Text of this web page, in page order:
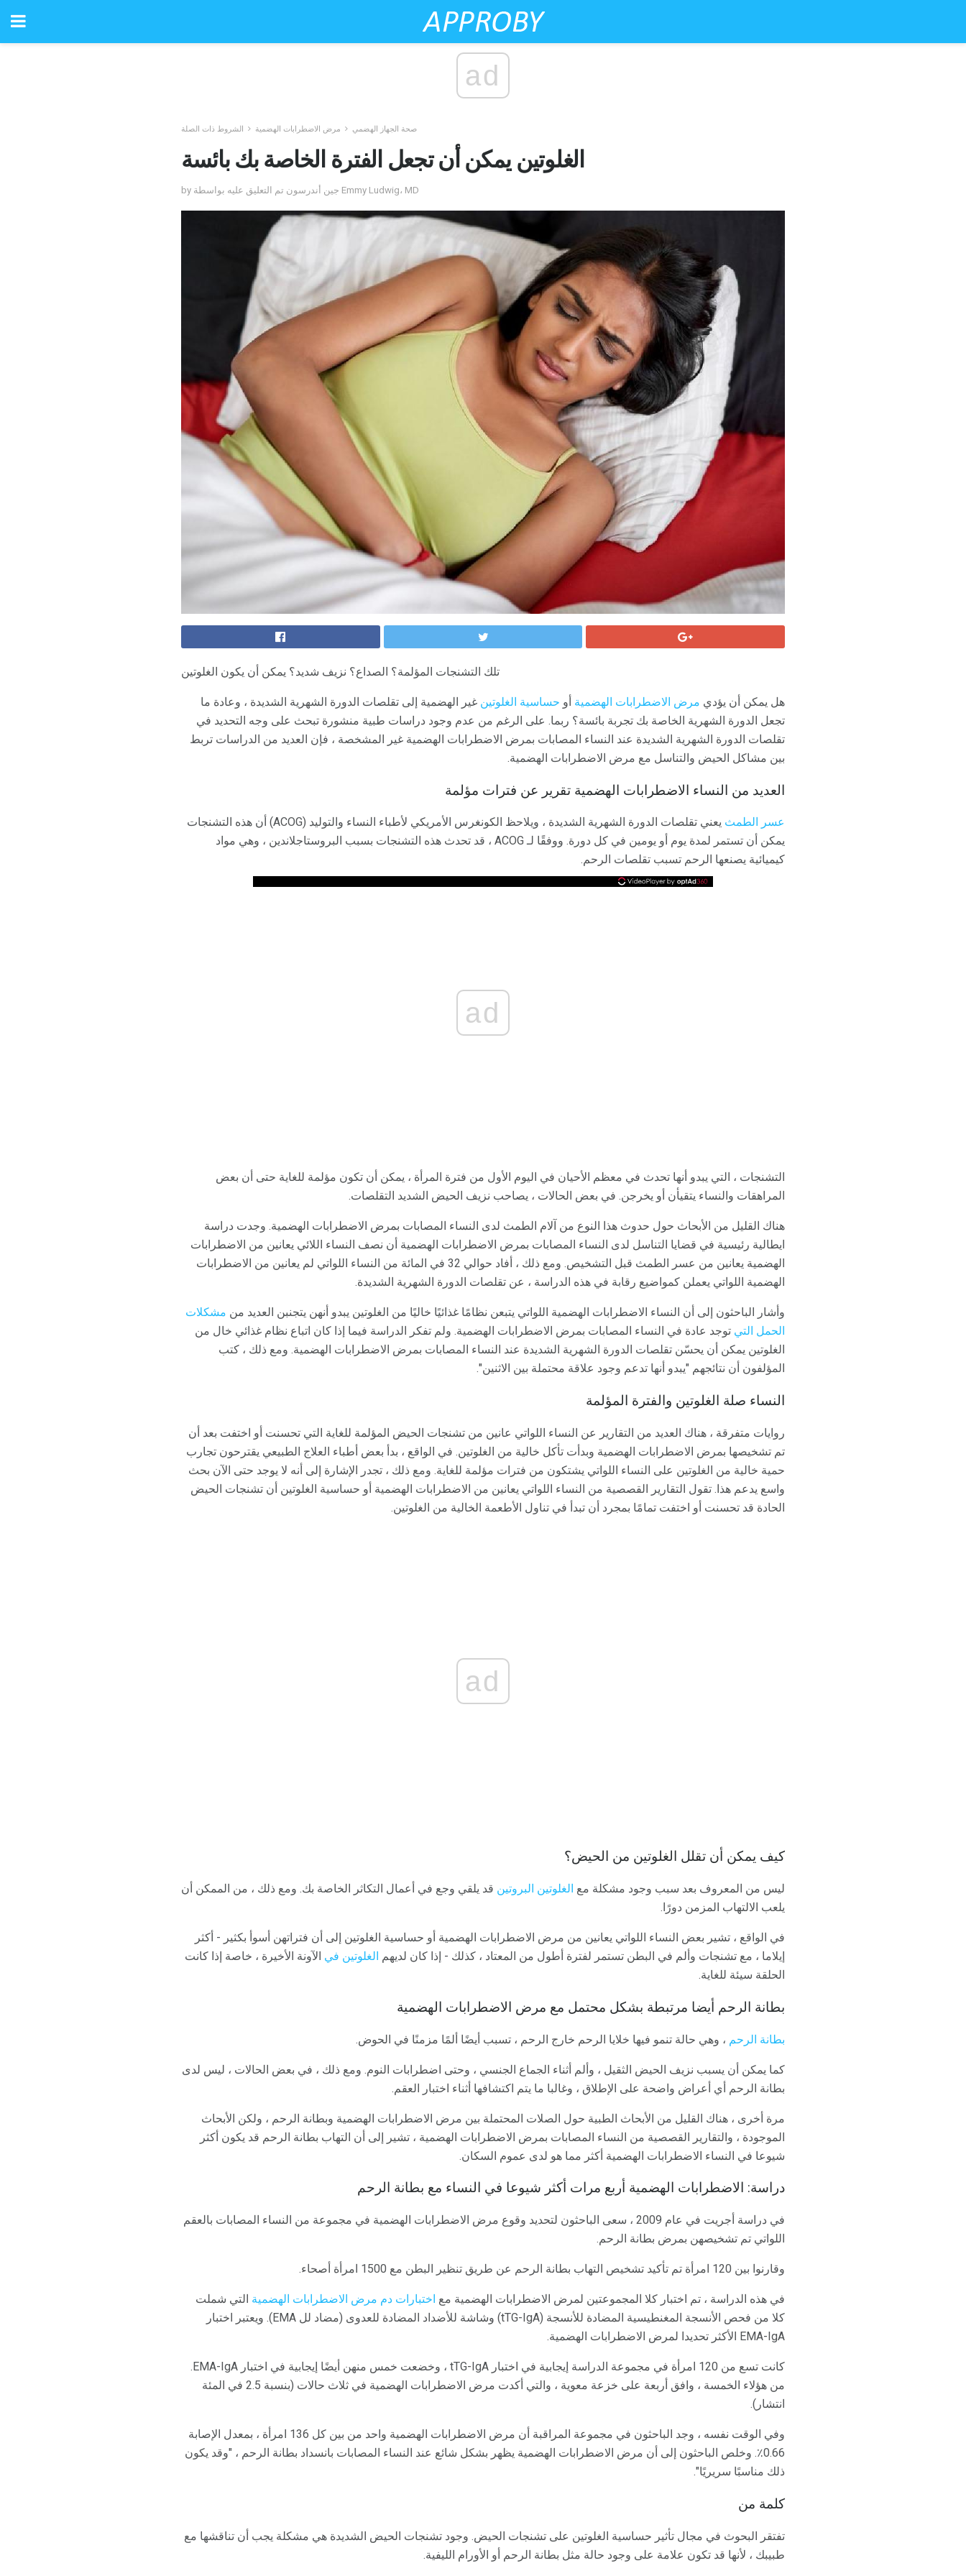
ad
صحة الجهاز الهضمي مرض الاضطرابات الهضمية الشروط ذات الصلة
الغلوتين يمكن أن تجعل الفترة الخاصة بك بائسة
by جين أندرسون تم التعليق عليه بواسطة Emmy Ludwig، MD
تلك التشنجات المؤلمة؟ الصداع؟ نزيف شديد؟ يمكن أن يكون الغلوتين
هل يمكن أن يؤدي مرض الاضطرابات الهضمية أو حساسية الغلوتين غير الهضمية إلى تقلصات الدورة الشهرية الشديدة ، وعادة ما
تجعل الدورة الشهرية الخاصة بك تجربة بائسة؟ ربما. على الرغم من عدم وجود دراسات طبية منشورة تبحث على وجه التحديد في
تقلصات الدورة الشهرية الشديدة عند النساء المصابات بمرض الاضطرابات الهضمية غير المشخصة ، فإن العديد من الدراسات تربط
بين مشاكل الحيض والتناسل مع مرض الاضطرابات الهضمية.
العديد من النساء الاضطرابات الهضمية تقرير عن فترات مؤلمة
عسر الطمث
يعني تقلصات الدورة الشهرية الشديدة ، ويلاحظ الكونغرس الأمريكي لأطباء النساء والتوليد (ACOG) أن هذه التشنجات
يمكن أن تستمر لمدة يوم أو يومين في كل دورة. ووفقًا لـ ACOG ، قد تحدث هذه التشنجات بسبب البروستاجلاندين ، وهي مواد
كيميائية يصنعها الرحم تسبب تقلصات الرحم.
ad
التشنجات ، التي يبدو أنها تحدث في معظم الأحيان في اليوم الأول من فترة المرأة ، يمكن أن تكون مؤلمة للغاية حتى أن بعض
المراهقات والنساء يتقيأن أو يخرجن. في بعض الحالات ، يصاحب نزيف الحيض الشديد التقلصات.
هناك القليل من الأبحاث حول حدوث هذا النوع من آلام الطمث لدى النساء المصابات بمرض الاضطرابات الهضمية. وجدت دراسة
ايطالية رئيسية في قضايا التناسل لدى النساء المصابات بمرض الاضطرابات الهضمية أن نصف النساء اللائي يعانين من الاضطرابات
الهضمية يعانين من عسر الطمث قبل التشخيص. ومع ذلك ، أفاد حوالي 32 في المائة من النساء اللواتي لم يعانين من الاضطرابات
الهضمية اللواتي يعملن كمواضيع رقابة في هذه الدراسة ، عن تقلصات الدورة الشهرية الشديدة.
وأشار الباحثون إلى أن النساء الاضطرابات الهضمية اللواتي يتبعن نظامًا غذائيًا خاليًا من الغلوتين يبدو أنهن يتجنبن العديد من مشكلات
الحمل التي توجد عادة في النساء المصابات بمرض الاضطرابات الهضمية. ولم تفكر الدراسة فيما إذا كان اتباع نظام غذائي خال من
الغلوتين يمكن أن يحسّن تقلصات الدورة الشهرية الشديدة عند النساء المصابات بمرض الاضطرابات الهضمية. ومع ذلك ، كتب
المؤلفون أن نتائجهم "يبدو أنها تدعم وجود علاقة محتملة بين الاثنين".
النساء صلة الغلوتين والفترة المؤلمة
روايات متفرقة ، هناك العديد من التقارير عن النساء اللواتي عانين من تشنجات الحيض المؤلمة للغاية التي تحسنت أو اختفت بعد أن
تم تشخيصها بمرض الاضطرابات الهضمية وبدأت تأكل خالية من الغلوتين. في الواقع ، بدأ بعض أطباء العلاج الطبيعي يقترحون تجارب
حمية خالية من الغلوتين على النساء اللواتي يشتكون من فترات مؤلمة للغاية. ومع ذلك ، تجدر الإشارة إلى أنه لا يوجد حتى الآن بحث
واسع يدعم هذا. تقول التقارير القصصية من النساء اللواتي يعانين من الاضطرابات الهضمية أو حساسية الغلوتين أن تشنجات الحيض
الحادة قد تحسنت أو اختفت تمامًا بمجرد أن تبدأ في تناول الأطعمة الخالية من الغلوتين.
ad
كيف يمكن أن تقلل الغلوتين من الحيض؟
ليس من المعروف بعد سبب وجود مشكلة مع الغلوتين البروتين قد يلقي وجع في أعمال التكاثر الخاصة بك. ومع ذلك ، من الممكن أن
يلعب الالتهاب المزمن دورًا.
في الواقع ، تشير بعض النساء اللواتي يعانين من مرض الاضطرابات الهضمية أو حساسية الغلوتين إلى أن فتراتهن أسوأ بكثير - أكثر
إيلاما ، مع تشنجات وألم في البطن تستمر لفترة أطول من المعتاد ، كذلك - إذا كان لديهم الغلوتين في الآونة الأخيرة ، خاصة إذا كانت
الحلقة سيئة للغاية.
بطانة الرحم أيضا مرتبطة بشكل محتمل مع مرض الاضطرابات الهضمية
بطانة الرحم ، وهي حالة تنمو فيها خلايا الرحم خارج الرحم ، تسبب أيضًا ألمًا مزمنًا في الحوض.
كما يمكن أن يسبب نزيف الحيض الثقيل ، وألم أثناء الجماع الجنسي ، وحتى اضطرابات النوم. ومع ذلك ، في بعض الحالات ، ليس لدى
بطانة الرحم أي أعراض واضحة على الإطلاق ، وغالبا ما يتم اكتشافها أثناء اختبار العقم.
مرة أخرى ، هناك القليل من الأبحاث الطبية حول الصلات المحتملة بين مرض الاضطرابات الهضمية وبطانة الرحم ، ولكن الأبحاث
الموجودة ، والتقارير القصصية من النساء المصابات بمرض الاضطرابات الهضمية ، تشير إلى أن التهاب بطانة الرحم قد يكون أكثر
شيوعا في النساء الاضطرابات الهضمية أكثر مما هو لدى عموم السكان.
دراسة: الاضطرابات الهضمية أربع مرات أكثر شيوعا في النساء مع بطانة الرحم
في دراسة أجريت في عام 2009 ، سعى الباحثون لتحديد وقوع مرض الاضطرابات الهضمية في مجموعة من النساء المصابات بالعقم
اللواتي تم تشخيصهن بمرض بطانة الرحم.
وقارنوا بين 120 امرأة تم تأكيد تشخيص التهاب بطانة الرحم عن طريق تنظير البطن مع 1500 امرأة أصحاء.
في هذه الدراسة ، تم اختبار كلا المجموعتين لمرض الاضطرابات الهضمية مع اختبارات دم مرض الاضطرابات الهضمية التي شملت
كلا من فحص الأنسجة المغنطيسية المضادة للأنسجة (tTG-IgA) وشاشة للأضداد المضادة للعدوى (مضاد لل EMA). ويعتبر اختبار
EMA-IgA الأكثر تحديدا لمرض الاضطرابات الهضمية.
كانت تسع من 120 امرأة في مجموعة الدراسة إيجابية في اختبار tTG-IgA ، وخضعت خمس منهن أيضًا إيجابية في اختبار EMA-IgA.
من هؤلاء الخمسة ، وافق أربعة على خزعة معوية ، والتي أكدت مرض الاضطرابات الهضمية في ثلاث حالات (بنسبة 2.5 في المئة
انتشار).
وفي الوقت نفسه ، وجد الباحثون في مجموعة المراقبة أن مرض الاضطرابات الهضمية واحد من بين كل 136 امرأة ، بمعدل الإصابة
0.66٪. وخلص الباحثون إلى أن مرض الاضطرابات الهضمية يظهر بشكل شائع عند النساء المصابات بانسداد بطانة الرحم ، "وقد يكون
ذلك مناسبًا سريريًا".
كلمة من
تفتقر البحوث في مجال تأثير حساسية الغلوتين على تشنجات الحيض. وجود تشنجات الحيض الشديدة هي مشكلة يجب أن تناقشها مع
طبيبك ، لأنها قد تكون علامة على وجود حالة مثل بطانة الرحم أو الأورام الليفية.